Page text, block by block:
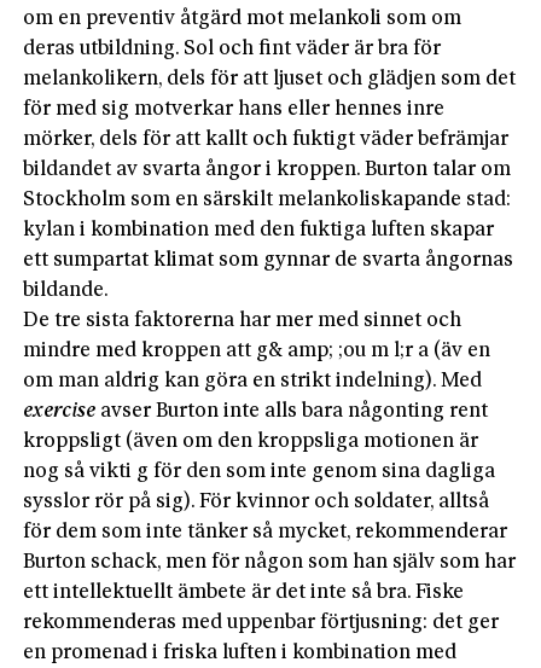
om en preventiv åtgärd mot melankoli som om
deras utbildning. Sol och fint väder är bra för
melankolikern, dels för att ljuset och glädjen som det
för med sig motverkar hans eller hennes inre
mörker, dels för att kallt och fuktigt väder befrämjar
bildandet av svarta ångor i kroppen. Burton talar om
Stockholm som en särskilt melankoliskapande stad:
kylan i kombination med den fuktiga luften skapar
ett sumpartat klimat som gynnar de svarta ångornas
bildande.
De tre sista faktorerna har mer med sinnet och
mindre med kroppen att g& amp; ;ou m l;r a (äv en
om man aldrig kan göra en strikt indelning). Med
exercise avser Burton inte alls bara någonting rent
kroppsligt (även om den kroppsliga motionen är
nog så vikti g för den som inte genom sina dagliga
sysslor rör på sig). För kvinnor och soldater, alltså
för dem som inte tänker så mycket, rekommenderar
Burton schack, men för någon som han själv som har
ett intellektuellt ämbete är det inte så bra. Fiske
rekommenderas med uppenbar förtjusning: det ger
en promenad i friska luften i kombination med